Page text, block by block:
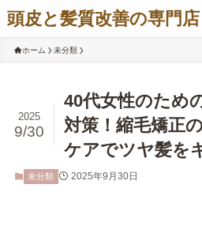
頭皮と髪質改善の専門
ホーム 未分類
40代女性のため
対策！縮毛矯正
ケアでツヤ髪を
2025
9/30
未分類 2025年9月30日